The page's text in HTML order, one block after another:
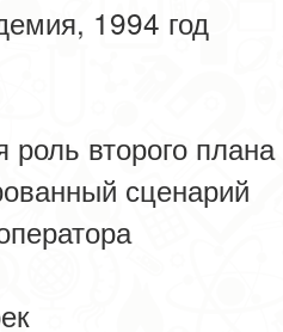
1994 год
второго
сценарий